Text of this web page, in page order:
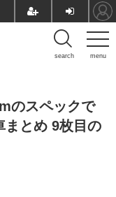
menu
search
のスペックで
とめ 9枚目の